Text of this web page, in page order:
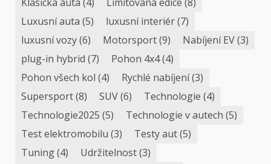
Klasická auta (4) Limitovaná edice (8)
Luxusní auta (5) luxusní interiér(7)
luxusní vozy(6) Motorsport(9) Nabíjení EV(3)
plug-in hybrid (7) Pohon 4x4(4)
Pohon všech kol (4) Rychlé nabíjení(3)
Supersport(8) SUV(6) Technologie (4)
Technologie2025 (5) Technologie v autech (5)
Test elektromobilu (3) Testy aut(5)
Tuning(4) Udržitelnost(3)